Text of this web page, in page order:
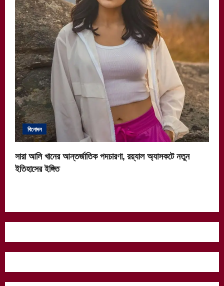
বিনোদন
সারা আলি খানের আন্তর্জাতিক পদচারণা, রয়্যাল অ্যাসকটে নতুন
ইতিহাসের ইঙ্গিত